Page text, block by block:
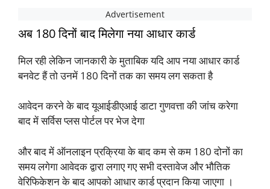
अब 180 दिनों बाद मिलेगा नया आधार कार्ड
मिल रही लेकिन जानकारी के मुताबिक यदि आप नया आधार कार्ड
बनवेट हैं तो उनमें 180 दिनों तक का समय लग सकता है
आवेदन करने के बाद यूआईडीएआई डाटा गुणवत्ता की जांच करेगा
बाद में सर्विस प्लस पोर्टल पर भेज देगा
और बाद में ऑनलाइन प्रक्रिया के बाद कम से कम 180 दोनों का
समय लगेगा आवेदक द्वारा लगाए गए सभी दस्तावेज और भौतिक
वेरिफिकेशन के बाद आपको आधार कार्ड प्रदान किया जाएगा ।